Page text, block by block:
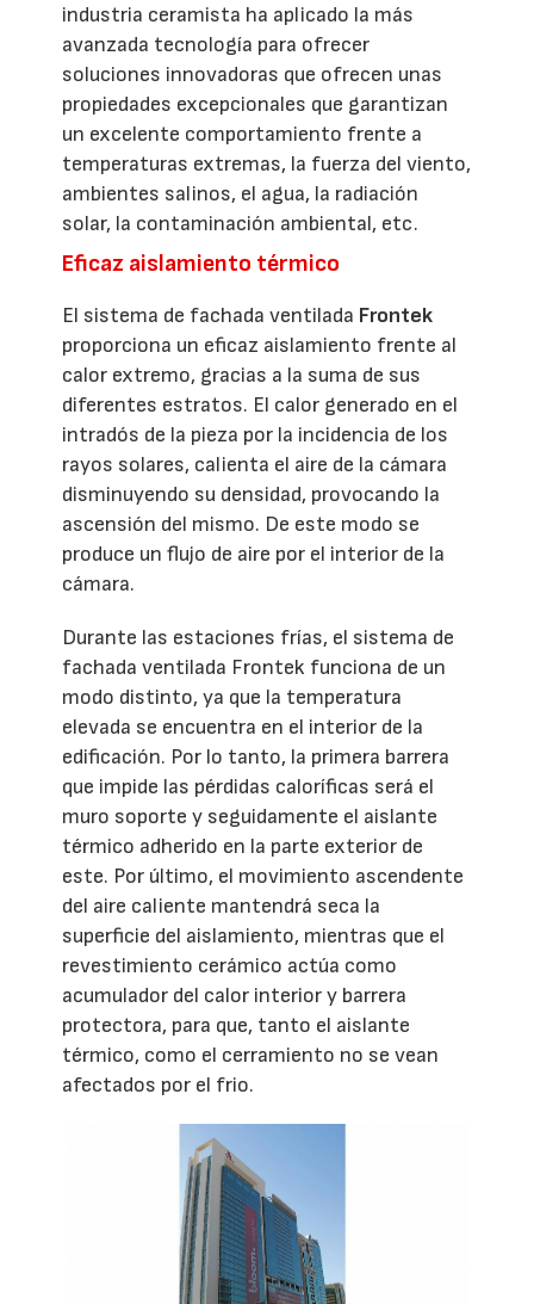
industria ceramista ha aplicado la más
avanzada tecnología para ofrecer
soluciones innovadoras que ofrecen unas
propiedades excepcionales que garantizan
un excelente comportamiento frente a
temperaturas extremas, la fuerza del viento,
ambientes salinos, el agua, la radiación
solar, la contaminación ambiental, etc.
Eficaz aislamiento térmico
El sistema de fachada ventilada Frontek
proporciona un eficaz aislamiento frente al
calor extremo, gracias a la suma de sus
diferentes estratos. El calor generado en el
intradós de la pieza por la incidencia de los
rayos solares, calienta el aire de la cámara
disminuyendo su densidad, provocando la
ascensión del mismo. De este modo se
produce un flujo de aire por el interior de la
cámara.
Durante las estaciones frías, el sistema de
fachada ventilada Frontek funciona de un
modo distinto, ya que la temperatura
elevada se encuentra en el interior de la
edificación. Por lo tanto, la primera barrera
que impide las pérdidas caloríficas será el
muro soporte y seguidamente el aislante
térmico adherido en la parte exterior de
este. Por último, el movimiento ascendente
del aire caliente mantendrá seca la
superficie del aislamiento, mientras que el
revestimiento cerámico actúa como
acumulador del calor interior y barrera
protectora, para que, tanto el aislante
térmico, como el cerramiento no se vean
afectados por el frio.